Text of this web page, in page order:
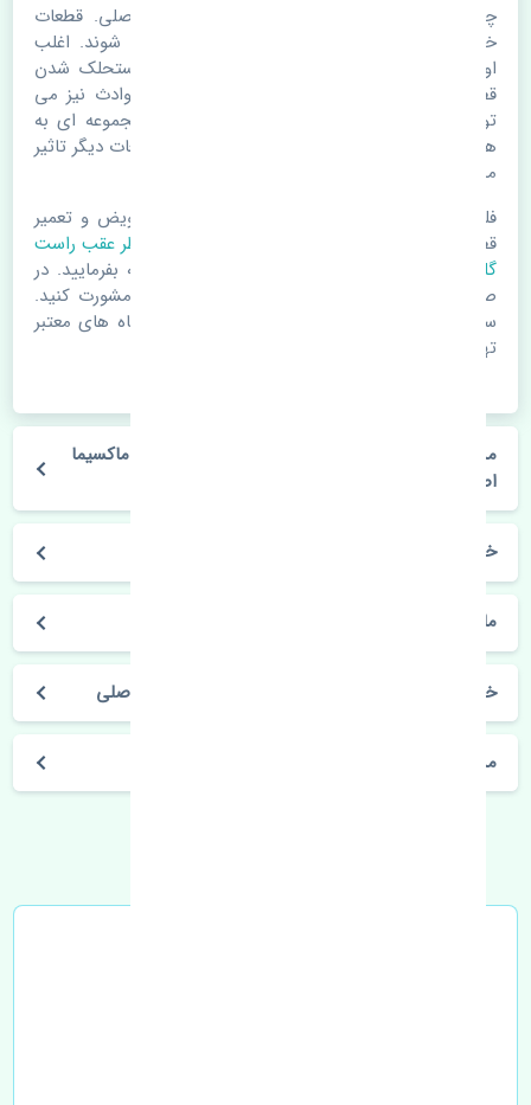
چراغ خطر عقب راست گلگیر نیسان ماکسیما اصلی. قطعات
خودرو با گذر زمان و طی مسافت مستحلک می شوند. اغلب
اوقات علت اصلی خرابی لوازم یدکی اتومبیل مستحلک شدن
قطعات می باشد. ولی دلایلی مثل تصادفات و حوادث نیز می
تواند عامل تعویض قطعات یدکی باشد. خودرو مجموعه ای به
هم پیوسته می باشد که هر قطعه روی قطعه یا قطعات دیگر تاثیر
مستقیم دارد.
فلذا در صورت خرابی در اسرع زمان نسبت به تعویض و تعمیر
قطعات یدکی اقدام فرمایید. در زمان
خرید چراغ خطر عقب راست
گلگیر
به اصلی بودن و کیفیت قطعات بسیار توجه بفرمایید. در
صورت نیاز با مکانیک و کارشناسان در این زمینه مشورت کنید.
سعی خود را بفرمایید تا قطعات یدکی را از فروشگاه های معتبر
تهیه بفرمایید.
مشخصات فنی چراغ خطر عقب راست گلگیر نیسان ماکسیما
اصلی
خودروسازی نیسان
ماکسیما
خرید چراغ خطر عقب راست گلگیر نیسان ماکسیما اصلی
مشخصات فنی اتومبیل